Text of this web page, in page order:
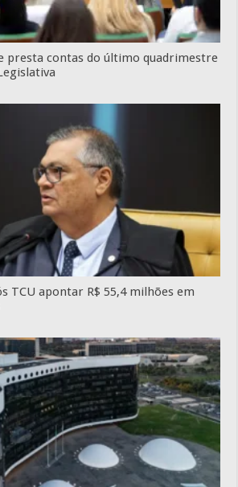
presta contas do último quadrimestre
TCU apontar R$ 55,4 milhões em